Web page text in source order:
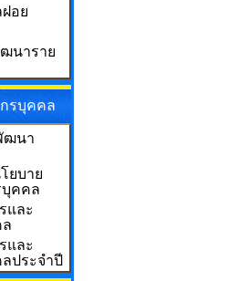
อย
นาราย
รบุคคล
ฒนา
ยบาย
บุคคล
และ
และ
ประจำปี